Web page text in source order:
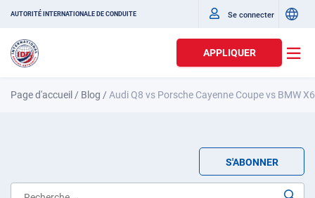
AUTORITÉ INTERNATIONALE DE CONDUITE Se connecter
APPLIQUER
Page d'accueil / Blog /Audi Q8 vs Porsche Cayenne Coupe vs BMW
S'ABONNER